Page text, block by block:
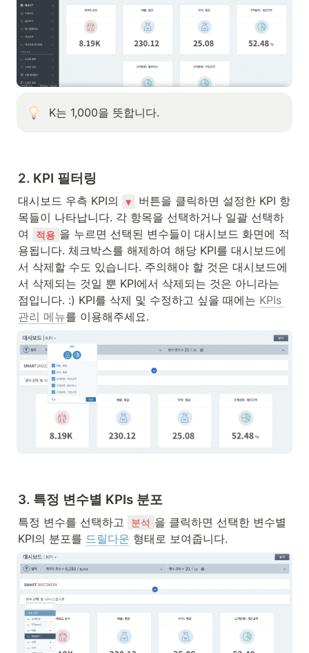
K는 1,000을 뜻합니다.
2. KPI 필터링
대시보드 우측 KPI의 ▼
버튼을 클릭하면 설정한 KPI 항
목들이 나타납니다. 각 항목을 선택하거나 일괄 선택하
여
적용 을 누르면 선택된 변수들이 대시보드 화면에 적
용됩니다. 체크박스를 해제하여 해당 KPI를 대시보드에
서 삭제할 수도 있습니다. 주의해야 할 것은 대시보드에
서 삭제되는 것일 뿐 KPI에서 삭제되는 것은 아니라는
점입니다. :) KPI를 삭제 및 수정하고 싶을 때에는 KPIs
관리 메뉴를 이용해주세요.
3. 특정 변수별 KPIs 분포
특정 변수를 선택하고 분석 을 클릭하면 선택한 변수별
KPI의 분포를 드릴다운 형태로 보여줍니다.